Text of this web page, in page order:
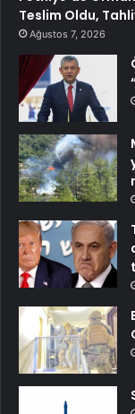
Teslim Oldu,
Ağustos 7, 2026